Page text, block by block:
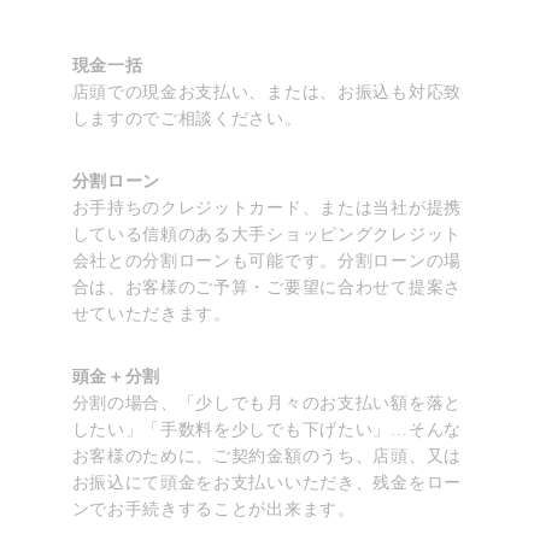
現金一括
店頭での現金お支払い、または、お振込も対応致
しますのでご相談ください。
分割ローン
お手持ちのクレジットカード、または当社が提携
している信頼のある大手ショッピングクレジット
会社との分割ローンも可能です。分割ローンの場
合は、お客様のご予算・ご要望に合わせて提案さ
せていただきます。
頭金＋分割
分割の場合、「少しでも月々のお支払い額を落と
したい」「手数料を少しでも下げたい」…そんな
お客様のために、ご契約金額のうち、店頭、又は
お振込にて頭金をお支払いいただき、残金をロー
ンでお手続きすることが出来ます。